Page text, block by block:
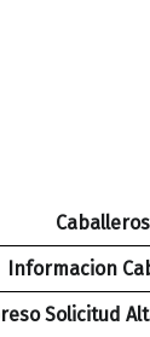
Caballeros
Informacion
Solicitud